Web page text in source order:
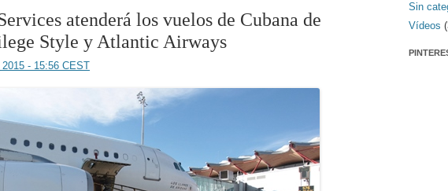
atenderá los vuelos de Cubana de
Style y Atlantic Airways
- 15:56 CEST
Sin
Vídeos